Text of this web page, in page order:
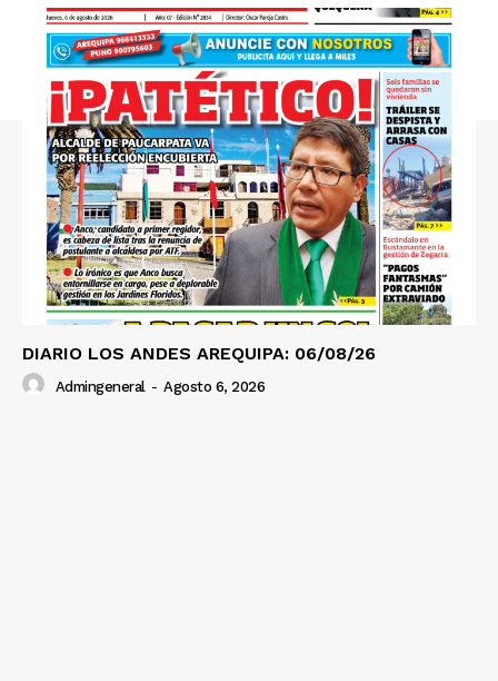
SUSCRIBETE
Diario los Andes
Nosotros
Contacto
Prensa
DIARIO LOS ANDES AREQUIPA: 06/08/26
Admingeneral - Agosto 6, 2026